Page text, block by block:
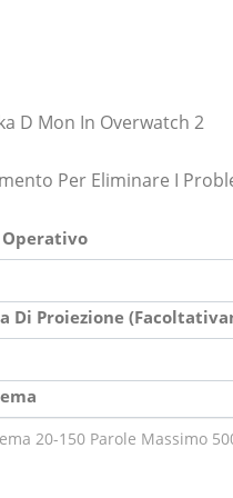
D Mon In Overwatch 2
Per Eliminare I
Operativo
Di Proiezione